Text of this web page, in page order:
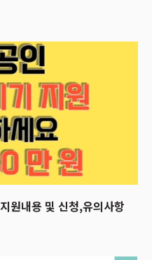
소상공인 고효율 기기 지원사업 지원내용 및 신청,유의사항